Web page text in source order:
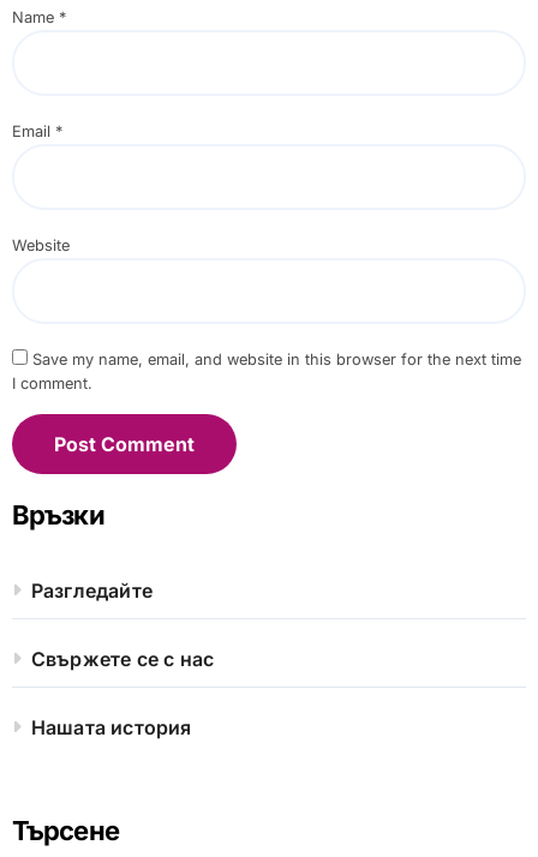
Name *
Email *
Website
Save my name, email, and website in this browser for the next time
I comment.
Връзки
Разгледайте
Свържете се с нас
Нашата история
Търсене